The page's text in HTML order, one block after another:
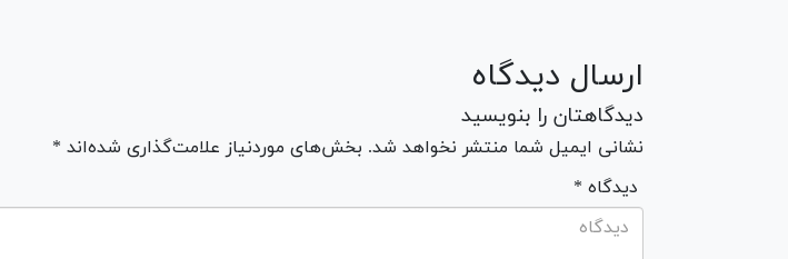
ارسال دیدگاه
دیدگاهتان را بنویسید
نشانی ایمیل شما منتشر نخواهد شد. بخش‌های موردنیاز علامت‌گذاری شده‌اند *
* دیدگاه